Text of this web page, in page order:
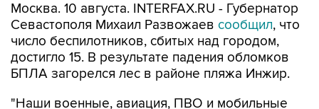
Москва. 10 августа. INTERFAX.RU - Губернатор
Севастополя Михаил Развожаев сообщил, что
число беспилотников, сбитых над городом,
достигло 15. В результате падения обломков
БПЛА загорелся лес в районе пляжа Инжир.
"Наши военные, авиация, ПВО и мобильные